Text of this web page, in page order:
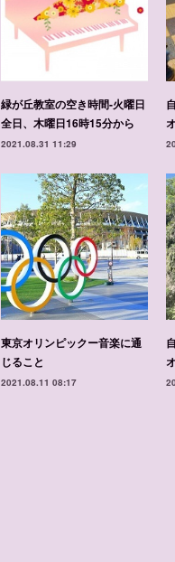
緑が丘教室の空き時間-火曜日
全日、木曜日16時15分から
2021.08.31 11:29
東京オリンピックー音楽に通
じること
2021.08.11 08:17